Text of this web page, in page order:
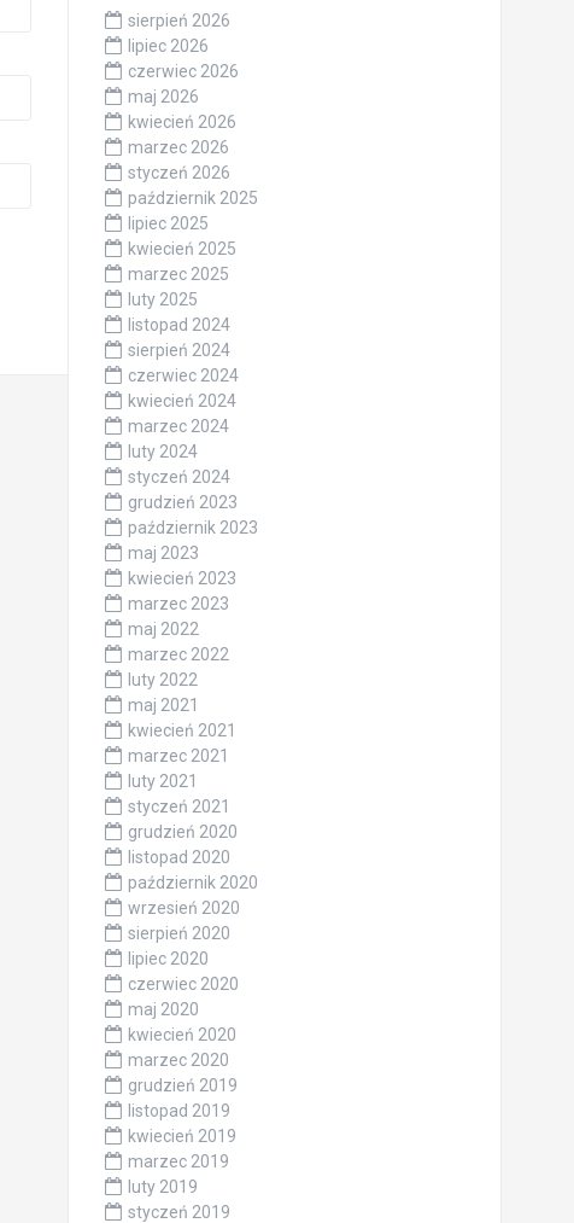
sierpień 2026
lipiec 2026
czerwiec 2026
maj 2026
kwiecień 2026
marzec 2026
styczeń 2026
październik 2025
lipiec 2025
kwiecień 2025
marzec 2025
luty 2025
listopad 2024
sierpień 2024
czerwiec 2024
kwiecień 2024
marzec 2024
luty 2024
styczeń 2024
grudzień 2023
październik 2023
maj 2023
kwiecień 2023
marzec 2023
maj 2022
marzec 2022
luty 2022
maj 2021
kwiecień 2021
marzec 2021
luty 2021
styczeń 2021
grudzień 2020
listopad 2020
październik 2020
wrzesień 2020
sierpień 2020
lipiec 2020
czerwiec 2020
maj 2020
kwiecień 2020
marzec 2020
grudzień 2019
listopad 2019
kwiecień 2019
marzec 2019
luty 2019
styczeń 2019